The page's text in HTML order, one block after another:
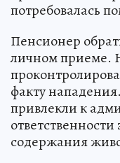
потребовалась
Пенсионер
личном приеме.
факту
привлекли к
содержания